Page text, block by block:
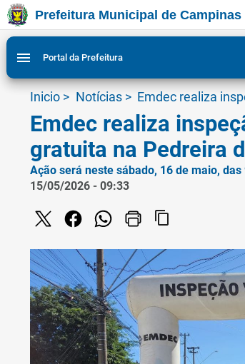
Ir para conteudo 1
Ir para menu do site da Prefeitura de
Ligar/Desligar contraste visual de tela
Prefeitura Municipal de Campinas
menu Portal da Prefeitura
Inicio > Notícias> Emdec realiza
Emdec realiza
gratuita na Pedreira
Ação será neste sábado, 16 de maio,
15/05/2026 - 09:33
content_copy